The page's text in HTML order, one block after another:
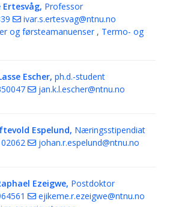
Ertesvåg, Professor
ivar.s.ertesvag@ntnu.no
og førsteamanuenser , Termo- og
Escher, ph.d.-student
jan.k.l.escher@ntnu.no
Espelund, Næringsstipendiat
johan.r.espelund@ntnu.no
Ezeigwe, Postdoktor
ejikeme.r.ezeigwe@ntnu.no